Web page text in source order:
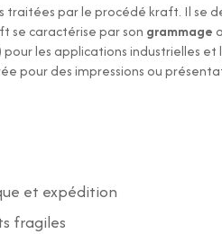
par le procédé kraft. Il se
se caractérise par son grammage
les applications industrielles et
pour des impressions ou
et expédition
fragiles